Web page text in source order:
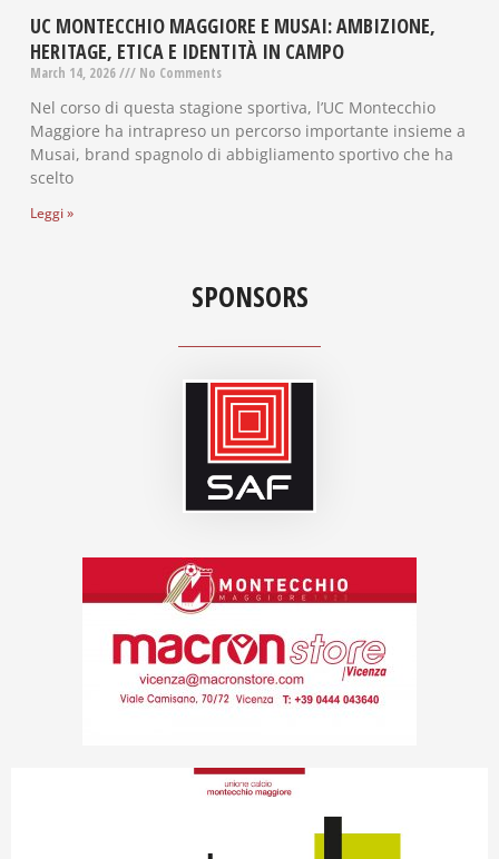
UC MONTECCHIO MAGGIORE E MUSAI: AMBIZIONE,
HERITAGE, ETICA E IDENTITÀ IN CAMPO
March 14, 2026 No Comments
Nel corso di questa stagione sportiva, l’UC Montecchio
Maggiore ha intrapreso un percorso importante insieme a
Musai, brand spagnolo di abbigliamento sportivo che ha
scelto
Leggi »
SPONSORS